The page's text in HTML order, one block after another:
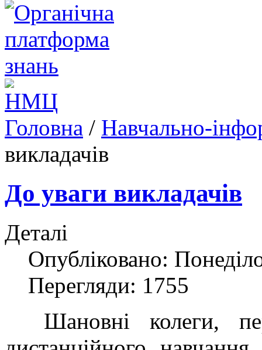
Головна / Навчально-
викладачів
До уваги викладачів
Деталі
Опубліковано:
Перегляди: 1755
Шановні колеги,